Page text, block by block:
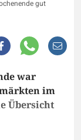
gut
war
im
Übersicht